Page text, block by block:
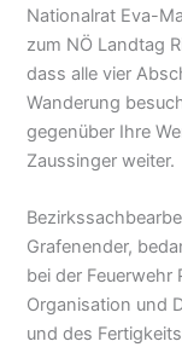
Nationalrat Eva-
zum NÖ Landtag
dass alle vier
Wanderung
gegenüber Ihre
Zaussinger weiter.
Grafenender,
bei der Feuerwehr
Organisation und
und des